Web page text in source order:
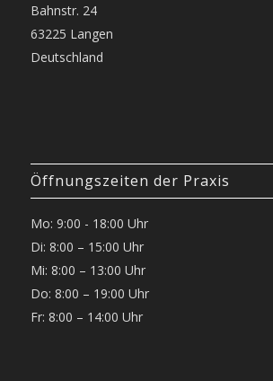
Bahnstr. 24
63225 Langen
Deutschland
Öffnungszeiten der Praxis
Mo: 9:00 - 18:00 Uhr
Di: 8:00 – 15:00 Uhr
Mi: 8:00 – 13:00 Uhr
Do: 8:00 – 19:00 Uhr
Fr: 8:00 – 14:00 Uhr